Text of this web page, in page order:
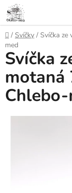
Přejít
na
obsah
Domů
/ Svíčky / Svíčka
med
Svíčka
motaná